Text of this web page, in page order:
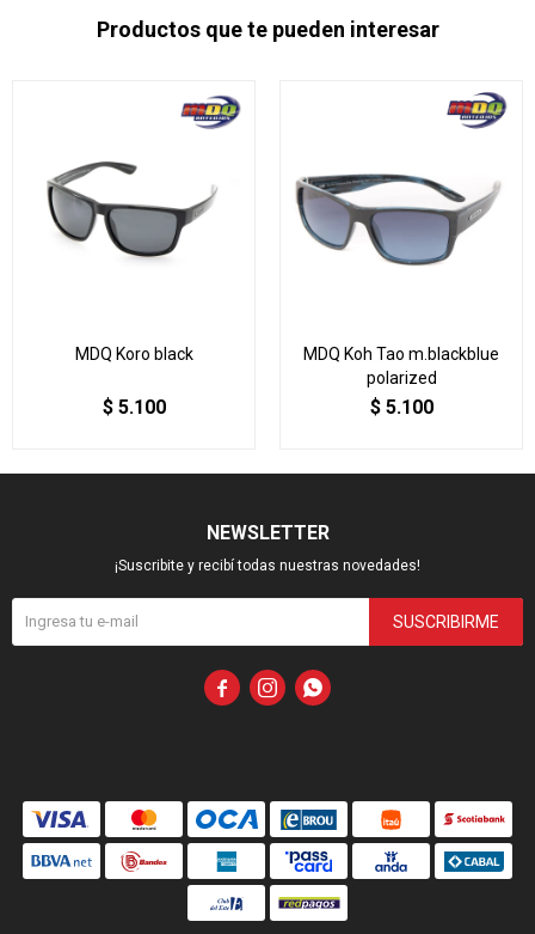
Productos que te pueden interesar
MDQ Koro black
$ 5.100
MDQ Koh Tao m.blackblue
polarized
$ 5.100
NEWSLETTER
¡Suscribite y recibí todas nuestras novedades!
SUSCRIBIRME
  